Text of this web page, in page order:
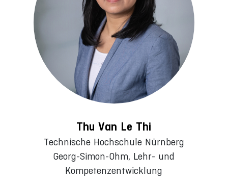
Thu Van Le Thi
Technische Hochschule Nürnberg
Georg-Simon-Ohm, Lehr- und
Kompetenzentwicklung